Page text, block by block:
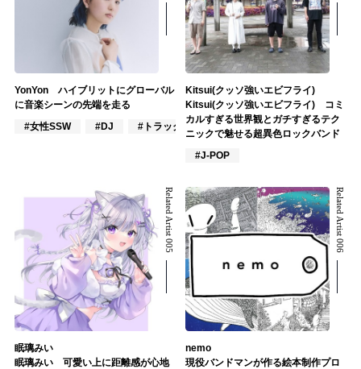
YonYon ハイブリットにグローバル
に音楽シーンの先端を走る
#女性SSW
#DJ #トラックメイカー
Kitsui(クッソ強いエビフライ)
Kitsui(クッソ強いエビフライ) コミ
カルすぎる世界観とガチすぎるテク
ニックで魅せる超異色ロックバンド
#J-POP
Related Artist 005
眠璃みい
眠璃みい 可愛い上に距離感が心地
Related Artist 006
nemo
現役バンドマンが作る絵本制作プロ